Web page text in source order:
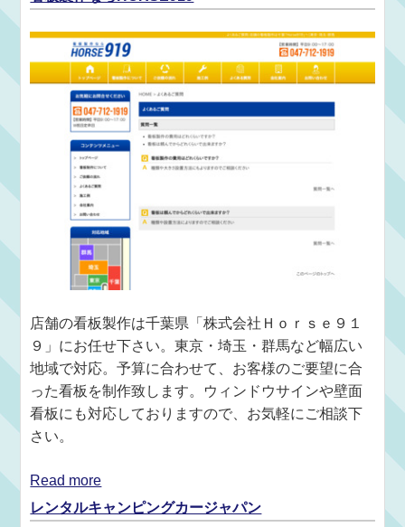
店舗の看板製作は千葉県「株式会社Ｈｏｒｓｅ９１
９」にお任せ下さい。東京・埼玉・群馬など幅広い
地域で対応。予算に合わせて、お客様のご要望に合
った看板を制作致します。ウィンドウサインや壁面
看板にも対応しておりますので、お気軽にご相談下
さい。
Read more
レンタルキャンピングカージャパン